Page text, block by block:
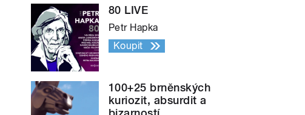
80 LIVE
Petr Hapka
Koupit
100+25 brněnských
kuriozit, absurdit a